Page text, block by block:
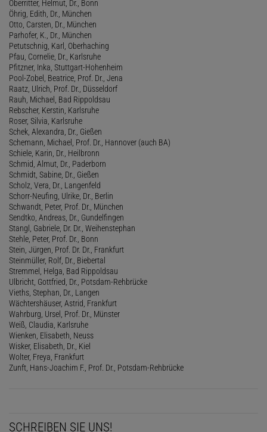
Oberritter, Helmut, Dr., Bonn
Öhrig, Edith, Dr., München
Otto, Carsten, Dr., München
Parhofer, K., Dr., München
Petutschnig, Karl, Oberhaching
Pfau, Cornelie, Dr., Karlsruhe
Pfitzner, Inka, Stuttgart-Hohenheim
Pool-Zobel, Beatrice, Prof. Dr., Jena
Raatz, Ulrich, Prof. Dr., Düsseldorf
Rauh, Michael, Bad Rippoldsau
Rebscher, Kerstin, Karlsruhe
Roser, Silvia, Karlsruhe
Schek, Alexandra, Dr., Gießen
Schemann, Michael, Prof. Dr., Hannover (auch BA)
Schiele, Karin, Dr., Heilbronn
Schmid, Almut, Dr., Paderborn
Schmidt, Sabine, Dr., Gießen
Scholz, Vera, Dr., Langenfeld
Schorr-Neufing, Ulrike, Dr., Berlin
Schwandt, Peter, Prof. Dr., München
Sendtko, Andreas, Dr., Gundelfingen
Stangl, Gabriele, Dr. Dr., Weihenstephan
Stehle, Peter, Prof. Dr., Bonn
Stein, Jürgen, Prof. Dr. Dr., Frankfurt
Steinmüller, Rolf, Dr., Biebertal
Stremmel, Helga, Bad Rippoldsau
Ulbricht, Gottfried, Dr., Potsdam-Rehbrücke
Vieths, Stephan, Dr., Langen
Wächtershäuser, Astrid, Frankfurt
Wahrburg, Ursel, Prof. Dr., Münster
Weiß, Claudia, Karlsruhe
Wienken, Elisabeth, Neuss
Wisker, Elisabeth, Dr., Kiel
Wolter, Freya, Frankfurt
Zunft, Hans-Joachim F., Prof. Dr., Potsdam-Rehbrücke
SCHREIBEN SIE UNS!